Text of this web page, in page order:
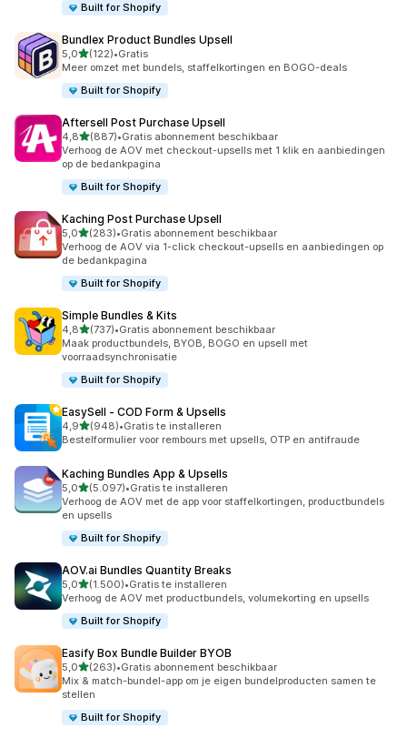
Built for Shopify
Bundlex Product Bundles Upsell
5,0van 5 sterren
(122)
122 recensies in totaal
•Gratis
Meer omzet met bundels, staffelkortingen en BOGO-deals
Built for Shopify
Aftersell Post Purchase Upsell
4,8van 5 sterren
(887)
887 recensies in totaal
•Gratis abonnement beschikbaar
Verhoog de AOV met checkout-upsells met 1 klik en aanbiedingen
op de bedankpagina
Built for Shopify
Kaching Post Purchase Upsell
5,0van 5 sterren
(283)
283 recensies in totaal
•Gratis abonnement beschikbaar
Verhoog de AOV via 1-click checkout-upsells en aanbiedingen op
de bedankpagina
Built for Shopify
Simple Bundles & Kits
4,8van 5 sterren
(737)
737 recensies in totaal
•Gratis abonnement beschikbaar
Maak productbundels, BYOB, BOGO en upsell met
voorraadsynchronisatie
Built for Shopify
EasySell ‑ COD Form & Upsells
4,9van 5 sterren
(948)
948 recensies in totaal
•Gratis te installeren
Bestelformulier voor rembours met upsells, OTP en antifraude
Kaching Bundles App & Upsells
5,0van 5 sterren
(5.097)
5097 recensies in totaal
•Gratis te installeren
Verhoog de AOV met de app voor staffelkortingen, productbundels
en upsells
Built for Shopify
AOV.ai Bundles Quantity Breaks
5,0van 5 sterren
(1.500)
1500 recensies in totaal
•Gratis te installeren
Verhoog de AOV met productbundels, volumekorting en upsells
Built for Shopify
Easify Box Bundle Builder BYOB
5,0van 5 sterren
(263)
263 recensies in totaal
•Gratis abonnement beschikbaar
Mix & match-bundel-app om je eigen bundelproducten samen te
stellen
Built for Shopify